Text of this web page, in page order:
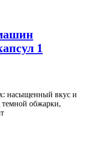
1
насыщенный вкус и
темной обжарки,